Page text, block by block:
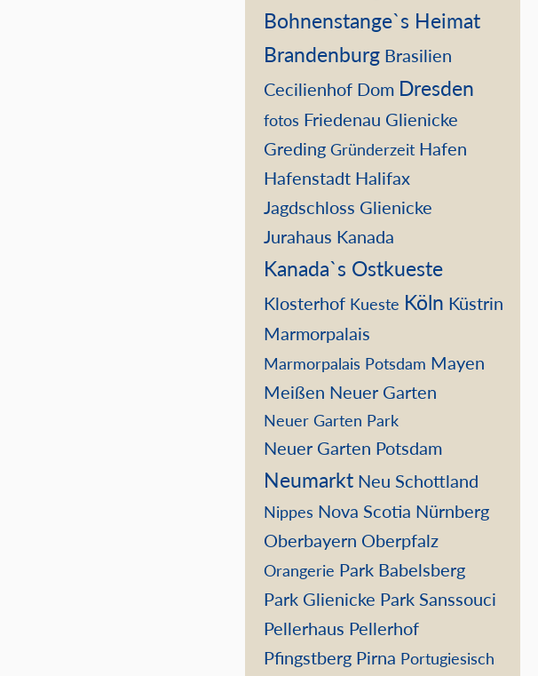
Bohnenstange`s Heimat
Brandenburg Brasilien
Cecilienhof Dom Dresden
fotos Friedenau Glienicke
Greding Gründerzeit Hafen
Hafenstadt Halifax
Jagdschloss Glienicke
Jurahaus Kanada
Kanada`s Ostkueste
Klosterhof Kueste Köln Küstrin
Marmorpalais
Marmorpalais Potsdam Mayen
Meißen Neuer Garten
Neuer Garten Park
Neuer Garten Potsdam
Neumarkt Neu Schottland
Nippes Nova Scotia Nürnberg
Oberbayern Oberpfalz
Orangerie Park Babelsberg
Park Glienicke Park Sanssouci
Pellerhaus Pellerhof
Pfingstberg Pirna Portugiesisch